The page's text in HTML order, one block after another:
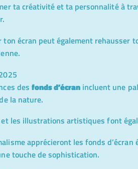
ta créativité et ta personnalité à
ton écran peut également rehausser
des fonds d’écran incluent une
la nature.
les illustrations artistiques font
apprécieront les fonds d’écran
touche de sophistication.